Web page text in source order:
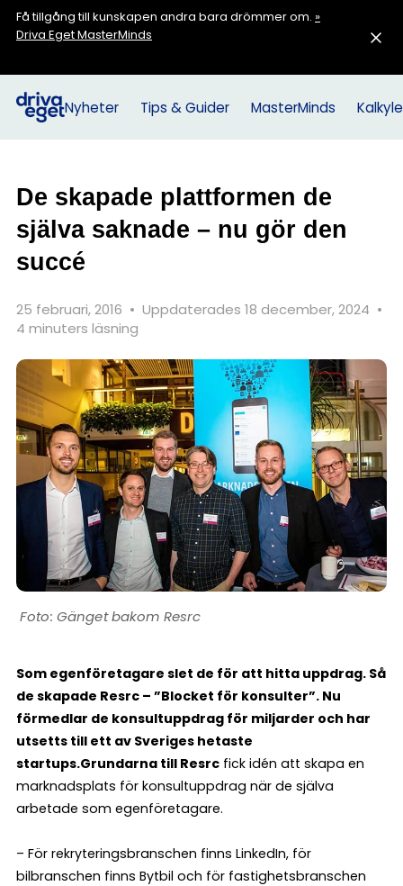
Få tillgång till kunskapen andra bara drömmer om. »
Driva Eget MasterMinds
Nyheter Tips & Guider MasterMinds
De skapade plattformen de
själva saknade – nu gör den
succé
25 februari, 2016 • Uppdaterades 18 december, 2024 •
4 minuters läsning
Gänget bakom Resrc
Som egenföretagare slet de för att hitta uppdrag. Så
de skapade Resrc – ”Blocket för konsulter”. Nu
förmedlar de konsultuppdrag för miljarder och har
utsetts till ett av Sveriges hetaste
startups.Grundarna till Resrc fick idén att skapa en
marknadsplats för konsultuppdrag när de själva
arbetade som egenföretagare.
– För rekryteringsbranschen finns LinkedIn, för
bilbranschen finns Bytbil och för fastighetsbranschen